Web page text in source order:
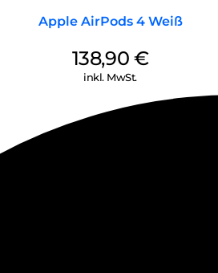
Apple AirPods 4 Weiß
138,90 €
inkl. MwSt.